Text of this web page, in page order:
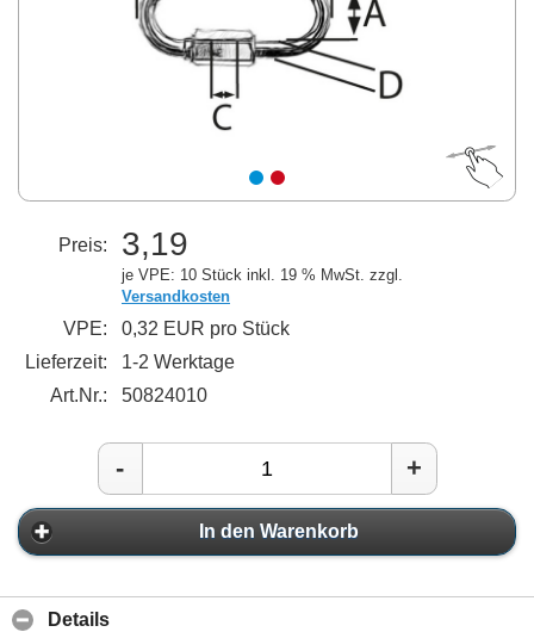
Preis: 3,19
je VPE: 10 Stück inkl. 19 % MwSt. zzgl.
Versandkosten
VPE:
0,32 EUR pro Stück
Lieferzeit:
1-2 Werktage
Art.Nr.:
50824010
- +
In den Warenkorb
Details